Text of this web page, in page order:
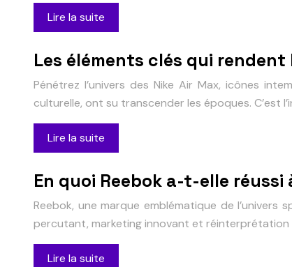
Lire la suite
Les éléments clés qui
Pénétrez l’univers des Nike Air Max, icônes
culturelle, ont su transcender les époques. C’est
Lire la suite
En quoi Reebok a-t-elle
Reebok, une marque emblématique de
percutant, marketing innovant et réinterprétation
Lire la suite